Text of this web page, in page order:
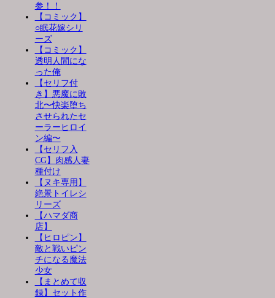
参！！
【コミック】
○眠花嫁シリ
ーズ
【コミック】
透明人間にな
った俺
【セリフ付
き】悪魔に敗
北〜快楽堕ち
させられたセ
ーラーヒロイ
ン編〜
【セリフ入
CG】肉感人妻
種付け
【ヌキ専用】
絶景トイレシ
リーズ
【ハマダ商
店】
【ヒロピン】
敵と戦いピン
チになる魔法
少女
【まとめて収
録】セット作